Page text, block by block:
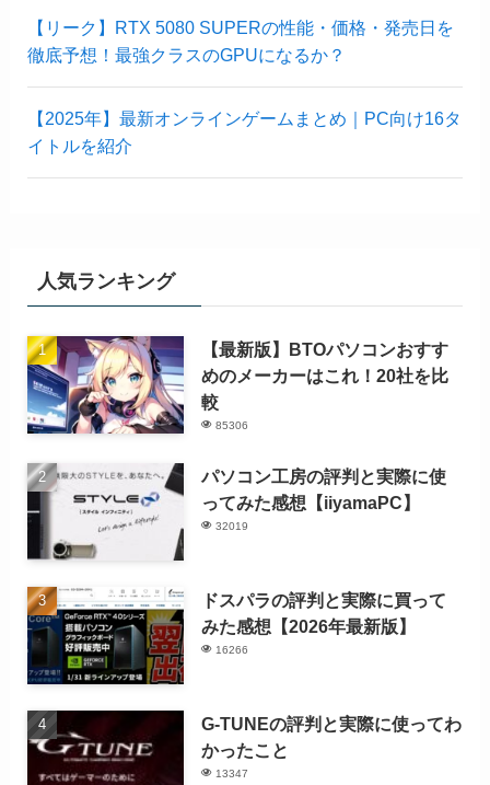
【リーク】RTX 5080 SUPERの性能・価格・発売日を
徹底予想！最強クラスのGPUになるか？
【2025年】最新オンラインゲームまとめ｜PC向け16タ
イトルを紹介
人気ランキング
【最新版】BTOパソコンおすす
めのメーカーはこれ！20社を比
較
85306
パソコン工房の評判と実際に使
ってみた感想【iiyamaPC】
32019
ドスパラの評判と実際に買って
みた感想【2026年最新版】
16266
G-TUNEの評判と実際に使ってわ
かったこと
13347